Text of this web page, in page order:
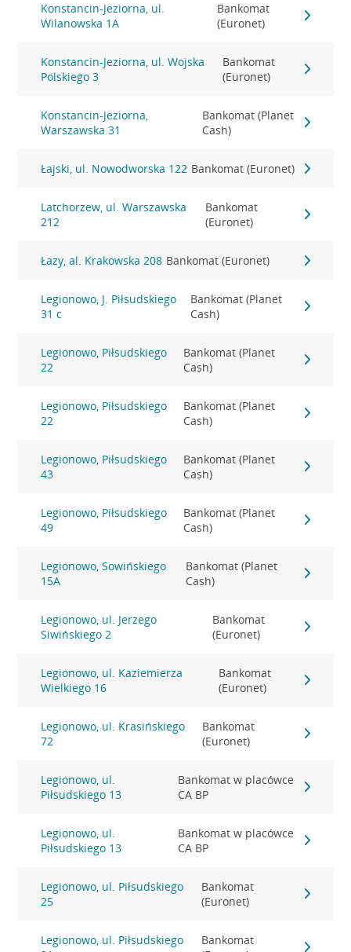
Konstancin-Jeziorna, ul.
Wilanowska 1A
Bankomat
(Euronet)
Konstancin-Jeziorna, ul. Wojska
Polskiego 3
Bankomat
(Euronet)
Konstancin-Jeziorna,
Warszawska 31
Bankomat (Planet
Cash)
Łajski, ul. Nowodworska 122 Bankomat (Euronet)
Latchorzew, ul. Warszawska
212
Bankomat
(Euronet)
Łazy, al. Krakowska 208 Bankomat (Euronet)
Legionowo, J. Piłsudskiego
31 c
Bankomat (Planet
Cash)
Legionowo, Piłsudskiego
22
Bankomat (Planet
Cash)
Legionowo, Piłsudskiego
22
Bankomat (Planet
Cash)
Legionowo, Piłsudskiego
43
Bankomat (Planet
Cash)
Legionowo, Piłsudskiego
49
Bankomat (Planet
Cash)
Legionowo, Sowińskiego
15A
Bankomat (Planet
Cash)
Legionowo, ul. Jerzego
Siwińskiego 2
Bankomat
(Euronet)
Legionowo, ul. Kaziemierza
Wielkiego 16
Bankomat
(Euronet)
Legionowo, ul. Krasińskiego
72
Bankomat
(Euronet)
Legionowo, ul.
Piłsudskiego 13
Bankomat w placówce
CA BP
Legionowo, ul.
Piłsudskiego 13
Bankomat w placówce
CA BP
Legionowo, ul. Piłsudskiego
25
Bankomat
(Euronet)
Legionowo, ul. Piłsudskiego
Bankomat